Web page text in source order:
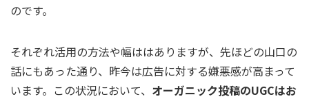
のです。
それぞれ活用の方法や幅ははありますが、先ほどの山口の
話にもあった通り、昨今は広告に対する嫌悪感が高まって
います。この状況において、 オーガニック投稿のUGCはお